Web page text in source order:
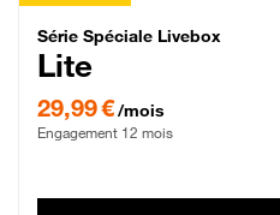
Série Spéciale
Série Spéciale Livebox
Lite
29,99 €/mois
Engagement 12 mois